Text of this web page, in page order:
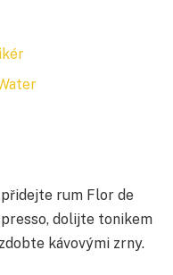
rum Flor de
dolijte tonikem
kávovými zrny.